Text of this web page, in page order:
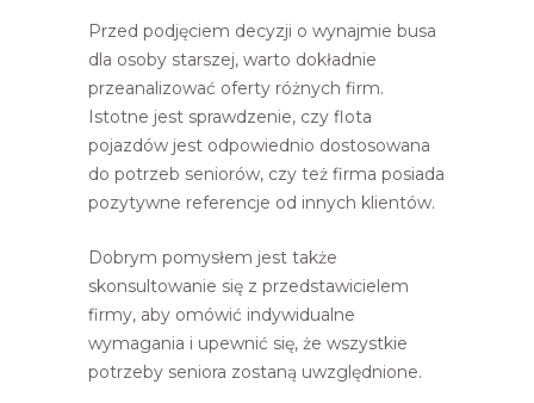
Przed podjęciem decyzji o wynajmie busa
dla osoby starszej, warto dokładnie
przeanalizować oferty różnych firm.
Istotne jest sprawdzenie, czy flota
pojazdów jest odpowiednio dostosowana
do potrzeb seniorów, czy też firma posiada
pozytywne referencje od innych klientów.
Dobrym pomysłem jest także
skonsultowanie się z przedstawicielem
firmy, aby omówić indywidualne
wymagania i upewnić się, że wszystkie
potrzeby seniora zostaną uwzględnione.